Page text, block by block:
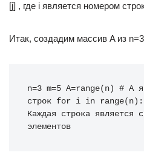
[j] , где i является номером
Итак, создадим массив A из
n=3 m=5 A=range(n) # A
строк for i in range(n):
Каждая строка является
элементов